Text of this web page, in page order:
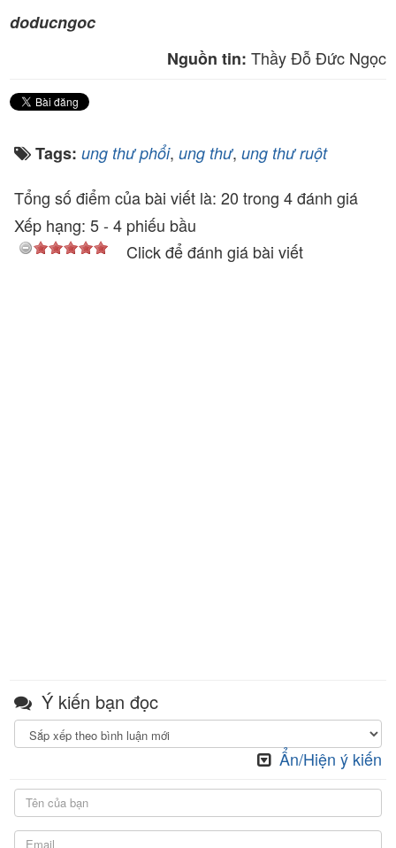
doducngoc
Nguồn tin: Thầy Đỗ Đức Ngọc
Tags: ung thư phổi, ung thư, ung thư ruột
Tổng số điểm của bài viết là: 20 trong 4 đánh giá
Xếp hạng: 5- 4 phiếu bầu
Click để đánh giá bài viết
Ý kiến bạn đọc
Ẩn/Hiện ý kiến